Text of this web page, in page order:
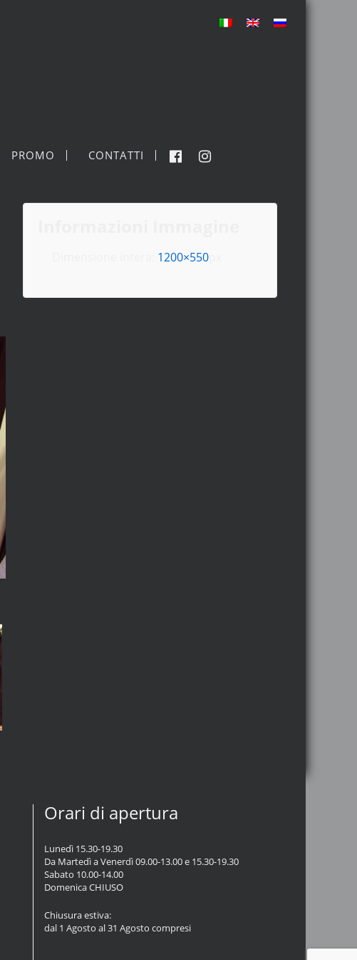
PROMO CONTATTI
1200×550px
Orari di apertura
Lunedì 15.30-19.30
Da Martedì a Venerdì 09.00-13.00 e 15.30-19.30
Sabato 10.00-14.00
Domenica CHIUSO
Chiusura estiva:
dal 1 Agosto al 31 Agosto compresi